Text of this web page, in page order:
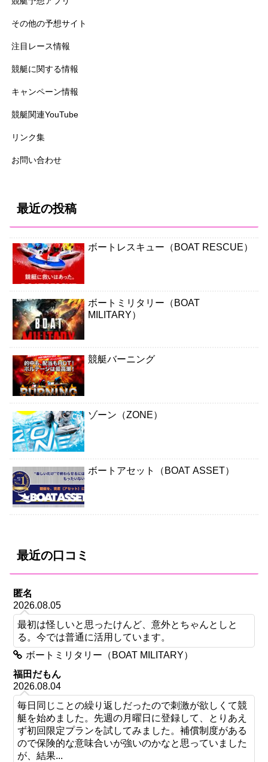
その他の予想サイト
注目レース情報
競艇に関する情報
キャンペーン情報
競艇関連YouTube
リンク集
お問い合わせ
最近の投稿
ボートレスキュー（BOAT RESCUE）
ボートミリタリー（BOAT
MILITARY）
競艇バーニング
ゾーン（ZONE）
ボートアセット（BOAT ASSET）
最近の口コミ
匿名
2026.08.05
最初は怪しいと思ったけんど、意外とちゃんとしと
る。今では普通に活用しています。
ボートミリタリー（BOAT MILITARY）
福田だもん
2026.08.04
毎日同じことの繰り返しだったので刺激が欲しくて競
艇を始めました。先週の月曜日に登録して、とりあえ
ず初回限定プランを試してみました。補償制度がある
ので保険的な意味合いが強いのかなと思っていました
が、結果...